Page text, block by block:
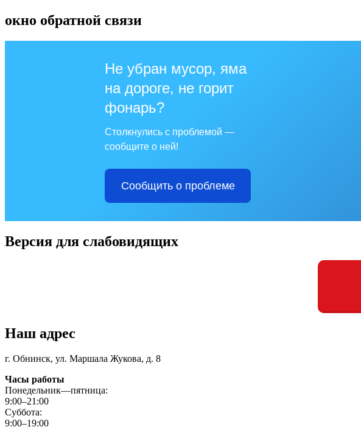
окно обратной связи
Не убран мусор, яма
на дороге, не горит
фонарь?
Столкнулись с проблемой —
сообщите о ней!
Сообщить о проблеме
Версия для слабовидящих
Наш адрес
г. Обнинск, ул. Маршала Жукова, д. 8
Часы работы
Понедельник—пятница:
9:00–21:00
Суббота:
9:00–19:00